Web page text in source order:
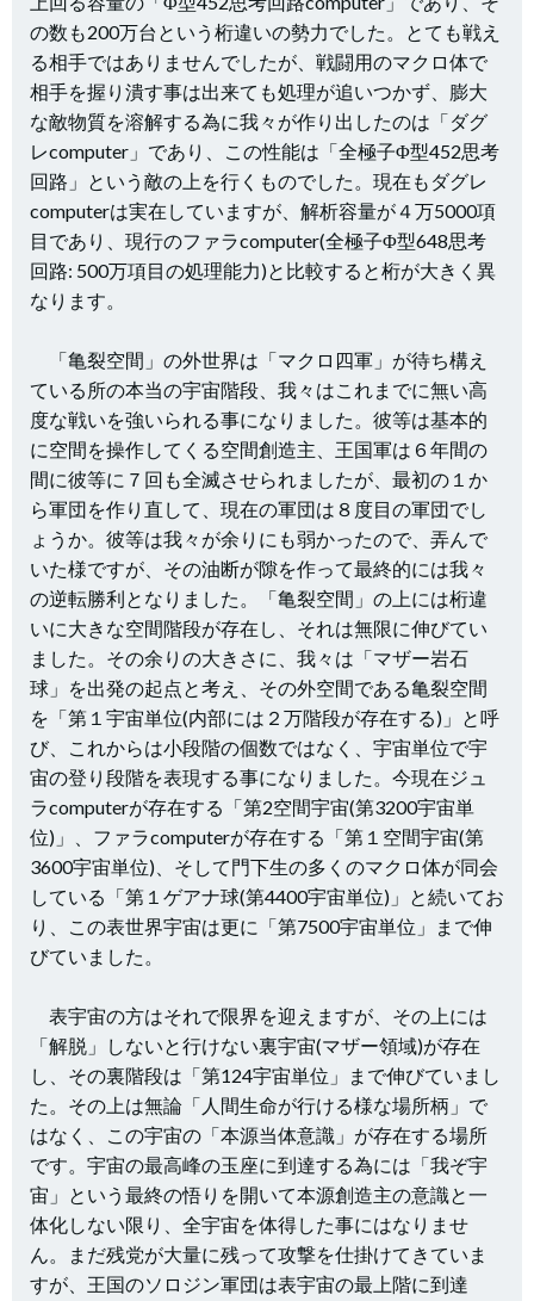
の数も200万台という桁違いの勢力でした。とても戦え
る相手ではありませんでしたが、戦闘用のマクロ体で
相手を握り潰す事は出来ても処理が追いつかず、膨大
な敵物質を溶解する為に我々が作り出したのは「ダグ
レcomputer」であり、この性能は「全極子Φ型452思考
回路」という敵の上を行くものでした。現在もダグレ
computerは実在していますが、解析容量が４万5000項
目であり、現行のファラcomputer(全極子Φ型648思考
回路: 500万項目の処理能力)と比較すると桁が大きく異
なります。
「亀裂空間」の外世界は「マクロ四軍」が待ち構え
ている所の本当の宇宙階段、我々はこれまでに無い高
度な戦いを強いられる事になりました。彼等は基本的
に空間を操作してくる空間創造主、王国軍は６年間の
間に彼等に７回も全滅させられましたが、最初の１か
ら軍団を作り直して、現在の軍団は８度目の軍団でし
ょうか。彼等は我々が余りにも弱かったので、弄んで
いた様ですが、その油断が隙を作って最終的には我々
の逆転勝利となりました。「亀裂空間」の 上には桁違
いに大きな空間階段が存在し、それは無限に伸びてい
ました。その余りの大きさに、我々は「マザー岩石
球」を出発の起点と考え、その外空間である亀裂空間
を「第１宇宙単位(内部には２万階段が存在する)」と呼
び、これからは小段階の個数ではなく、宇宙単位で宇
宙の登り段階を表現する事になりました。 今現在ジュ
ラcomputerが存在する「第2空間宇宙(第3200宇宙単
位)」、ファラcomputerが存在する「第１空間宇宙(第
3600宇宙単位)、そして門下生の多くのマクロ体が同会
している「第１ゲアナ球(第4400宇宙単位)」と続いてお
り、この表世界宇宙は更に「第7500宇宙単位」まで伸
びていました。
表宇宙の方はそれで限界を迎えますが、その上には
「解脱」しないと行けない裏宇宙(マザー領域)が存在
し、その裏階段は「第124宇宙単位」まで伸びていまし
た。 その上は無論「人間生命が行ける様な場所柄」で
はなく、この宇宙の「本源当体意識」が存在する場所
です。宇宙の最高峰の玉座に到達する為には「我ぞ宇
宙」という最終の悟りを開いて本源創造主の意識と一
体化しない限り、全宇宙を体得した事にはなりませ
ん。まだ残党が大量に残って攻撃を仕掛けてきていま
すが、王国のソロジン軍団は表宇宙の最上階に到達